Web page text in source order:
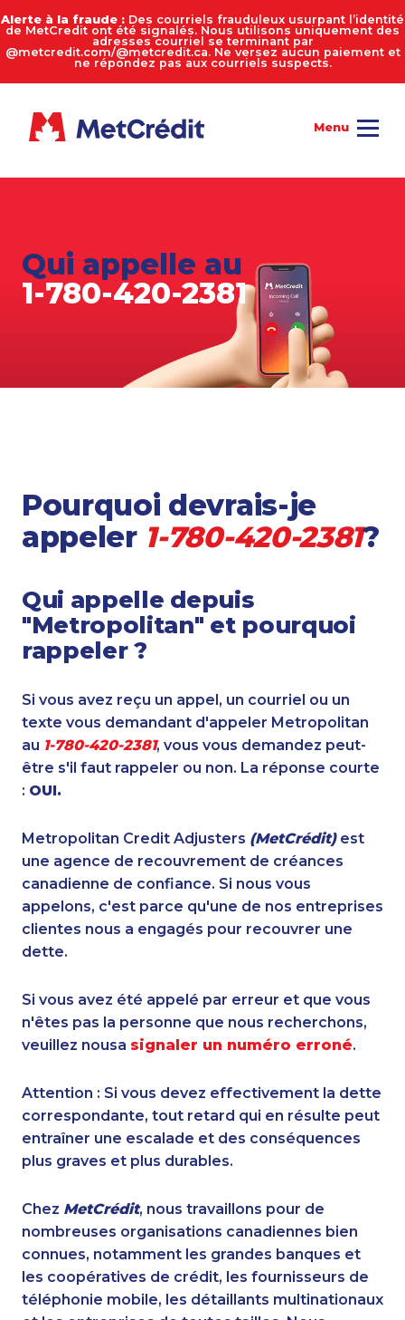
Alerte à la fraude : Des courriels frauduleux usurpant l’identité
de MetCredit ont été signalés. Nous utilisons uniquement des
adresses courriel se terminant par
@metcredit.com/@metcredit.ca. Ne versez aucun paiement et
ne répondez pas aux courriels suspects.
Qui appelle au
1-780-420-2381
Pourquoi devrais-je
appeler 1-780-420-2381?
Qui appelle depuis
"Metropolitan" et pourquoi
rappeler ?
Si vous avez reçu un appel, un courriel ou un
texte vous demandant d'appeler Metropolitan
au 1-780-420-2381, vous vous demandez peut-
être s'il faut rappeler ou non. La réponse courte
: OUI.
Metropolitan Credit Adjusters (MetCrédit)est
une agence de recouvrement de créances
canadienne de confiance. Si nous vous
appelons, c'est parce qu'une de nos entreprises
clientes nous a engagés pour recouvrer une
dette.
Si vous avez été appelé par erreur et que vous
n'êtes pas la personne que nous recherchons,
veuillez nousa signaler un numéro erroné.
Attention : Si vous devez effectivement la dette
correspondante, tout retard qui en résulte peut
entraîner une escalade et des conséquences
plus graves et plus durables.
Chez MetCrédit, nous travaillons pour de
nombreuses organisations canadiennes bien
connues, notamment les grandes banques et
les coopératives de crédit, les fournisseurs de
téléphonie mobile, les détaillants multinationaux